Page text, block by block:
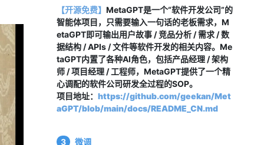
【开源免费】 MetaGPT是一个“软件开发公司”的
智能体项目，只需要输入一句话的老板需求，M
etaGPT即可输出用户故事 / 竞品分析 / 需求 / 数
据结构 / APIs / 文件等软件开发的相关内容。Me
taGPT内置了各种AI角色，包括产品经理 / 架构
师 / 项目经理 / 工程师，MetaGPT提供了一个精
心调配的软件公司研发全过程的SOP。
项目地址： https://github.com/geekan/Met
aGPT/blob/main/docs/README_CN.md
3 微调